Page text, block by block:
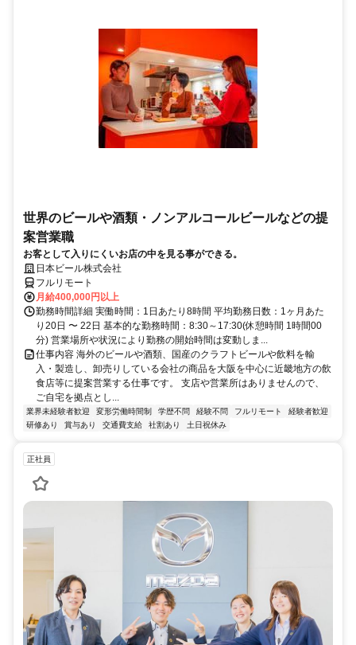
世界のビールや酒類・ノンアルコールビールなどの提
案営業職
お客として入りにくいお店の中を見る事ができる。
日本ビール株式会社
フルリモート
月給400,000円以上
勤務時間詳細 実働時間：1日あたり8時間 平均勤務日数：1ヶ月あた
り20日 〜 22日 基本的な勤務時間：8:30～17:30(休憩時間 1時間00
分) 営業場所や状況により勤務の開始時間は変動しま...
仕事内容 海外のビールや酒類、国産のクラフトビールや飲料を輸
入・製造し、卸売りしている会社の商品を大阪を中心に近畿地方の飲
食店等に提案営業する仕事です。 支店や営業所はありませんので、
ご自宅を拠点とし...
業界未経験者歓迎 変形労働時間制 学歴不問 経験不問 フルリモート
経験者歓迎
研修あり
賞与あり 交通費支給 社割あり 土日祝休み
正社員